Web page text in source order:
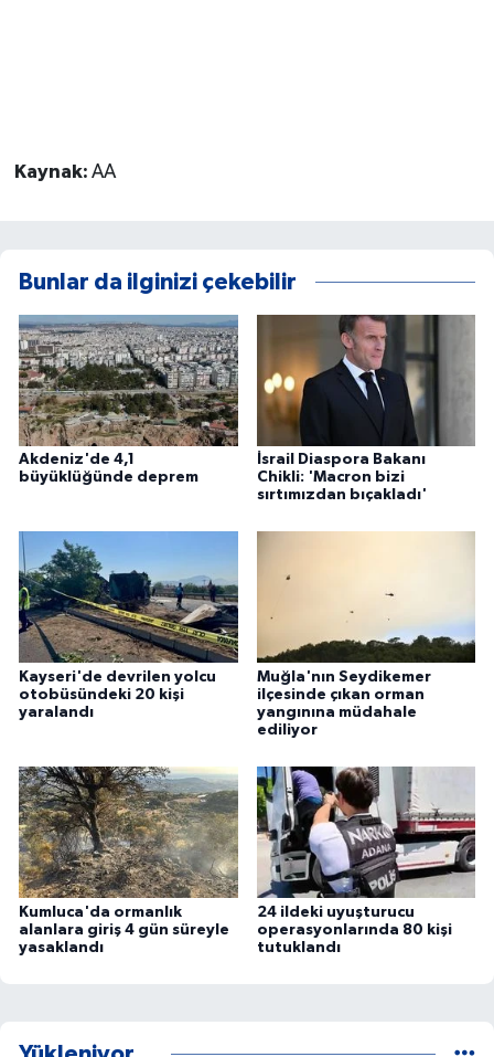
Kaynak: AA
Bunlar da ilginizi çekebilir
Akdeniz'de 4,1
büyüklüğünde deprem
İsrail Diaspora Bakanı
Chikli: 'Macron bizi
sırtımızdan bıçakladı'
Kayseri'de devrilen yolcu
otobüsündeki 20 kişi
yaralandı
Muğla'nın Seydikemer
ilçesinde çıkan orman
yangınına müdahale
ediliyor
Kumluca'da ormanlık
alanlara giriş 4 gün süreyle
yasaklandı
24 ildeki uyuşturucu
operasyonlarında 80 kişi
tutuklandı